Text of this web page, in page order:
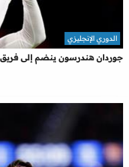
جوردان هندرسون ينضم إلى فريق
الدوري الإنجليزي